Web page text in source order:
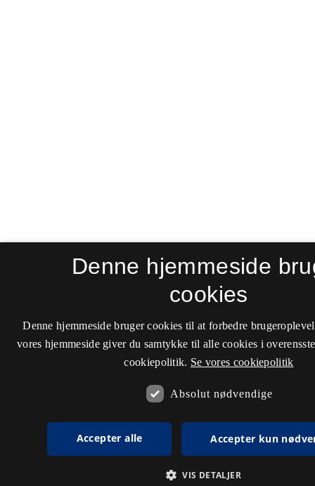
Denne hjemmeside
cookies
Denne hjemmeside bruger cookies til at forbedre
vores hjemmeside giver du samtykke til alle cookies i
cookiepolitik. Se vores cookiepolitik
Absolut nødvendige
Accepter alle Accepter kun
VIS DETALJER